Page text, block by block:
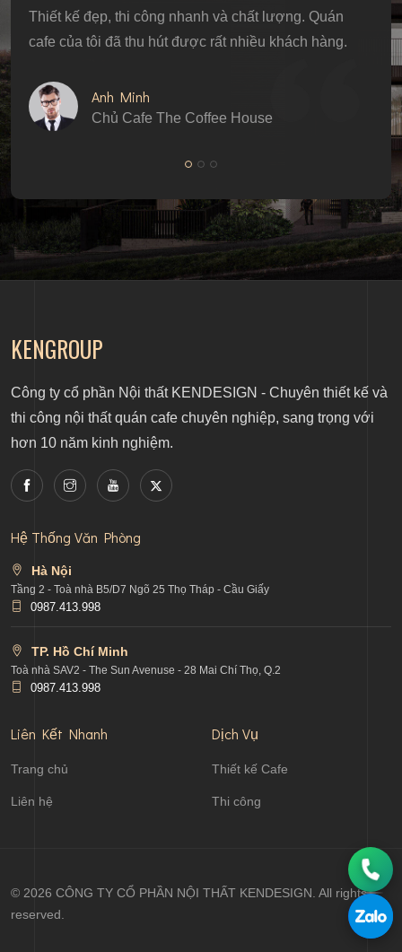
Thiết kế đẹp, thi công nhanh và chất lượng. Quán
cafe của tôi đã thu hút được rất nhiều khách hàng.
Anh Minh
Chủ Cafe The Coffee House
KENGROUP
Công ty cổ phần Nội thất KENDESIGN - Chuyên thiết kế và
thi công nội thất quán cafe chuyên nghiệp, sang trọng với
hơn 10 năm kinh nghiệm.
Hệ Thống Văn Phòng
Hà Nội
Tầng 2 - Toà nhà B5/D7 Ngõ 25 Thọ Tháp - Cầu Giấy
0987.413.998
TP. Hồ Chí Minh
Toà nhà SAV2 - The Sun Avenuse - 28 Mai Chí Thọ, Q.2
0987.413.998
Liên Kết Nhanh
Trang chủ
Liên hệ
Dịch Vụ
Thiết kế Cafe
Thi công
© 2026 CÔNG TY CỔ PHẦN NỘI THẤT KENDESIGN. All rights
reserved.